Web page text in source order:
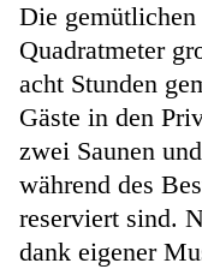
Die gemütlichen
Quadratmeter
acht Stunden
Gäste in den
zwei Saunen
während des
reserviert sind.
dank eigener